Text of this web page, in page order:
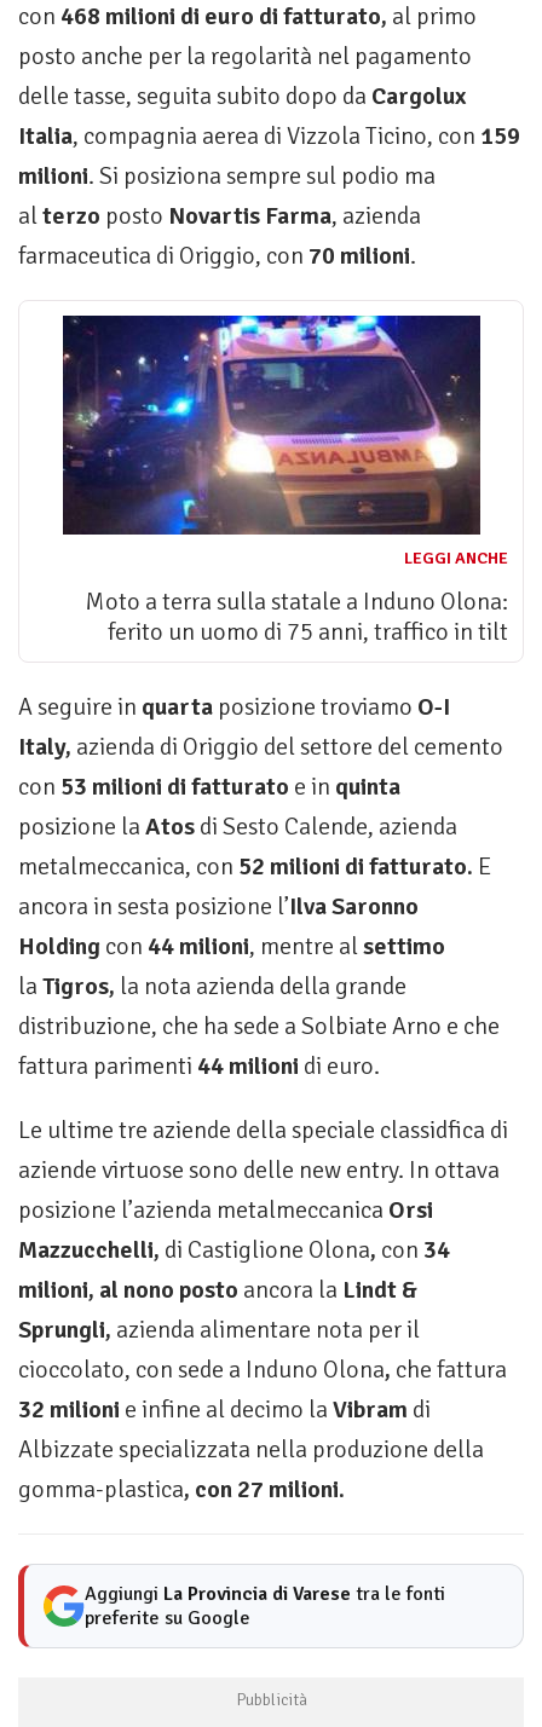
con 468 milioni di euro di fatturato, al primo
posto anche per la regolarità nel pagamento
delle tasse, seguita subito dopo da Cargolux
Italia, compagnia aerea di Vizzola Ticino, con 159
milioni. Si posiziona sempre sul podio ma
alterzo posto Novartis Farma, azienda
farmaceutica di Origgio, con 70 milioni.
LEGGI ANCHE
Moto a terra sulla statale a Induno Olona:
ferito un uomo di 75 anni, traffico in tilt
A seguire in quarta posizione troviamo O-I
Italy, azienda di Origgio del settore del cemento
con 53 milioni di fatturato e in quinta
posizione la Atos di Sesto Calende, azienda
metalmeccanica, con 52 milioni di fatturato. E
ancora in sesta posizione l’Ilva Saronno
Holding con 44 milioni, mentre alsettimo
la Tigros, la nota azienda della grande
distribuzione, che ha sede a Solbiate Arno e che
fattura parimenti 44 milioni di euro.
Le ultime tre aziende della speciale classidfica di
aziende virtuose sono delle new entry. In ottava
posizione l’azienda metalmeccanica Orsi
Mazzucchelli, di Castiglione Olona, con 34
milioni, al nono posto ancora la Lindt &
Sprungli, azienda alimentare nota per il
cioccolato, con sede a Induno Olona, che fattura
32 milioni e infine al decimo la Vibram di
Albizzate specializzata nella produzione della
gomma-plastica, con 27 milioni.
Aggiungi La Provincia di Varese tra le fonti
preferite su Google